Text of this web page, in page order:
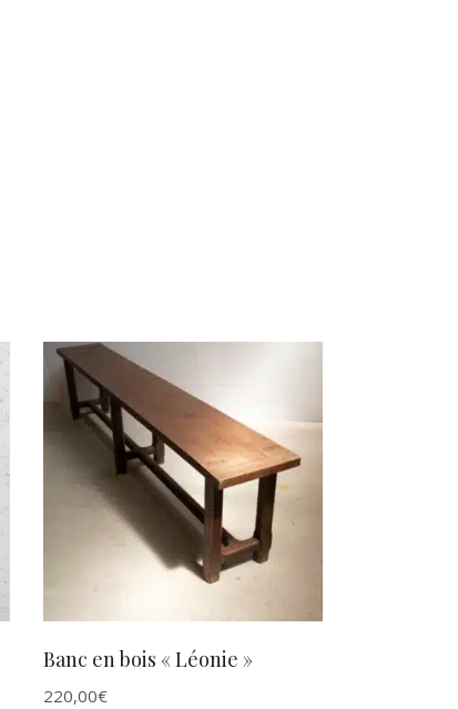
AJOUTER AU PANIER
Banc en bois « Léonie »
220,00€